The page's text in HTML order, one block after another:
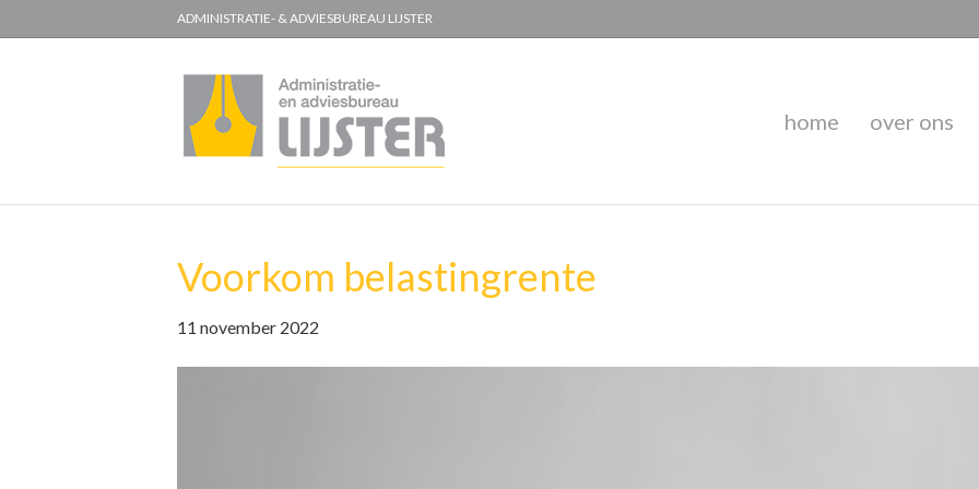
ADMINISTRATIE- & ADVIESBUREAU LIJSTER
home over ons
Voorkom belastingrente
11 november 2022